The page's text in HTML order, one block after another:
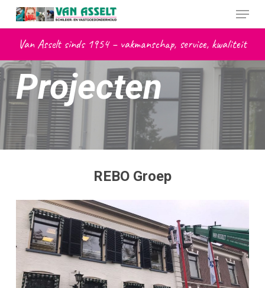
Skip
content
Menu
Van Asselt sinds 1954 – vakmanschap, service, kwaliteit
Projecten
REBO Groep